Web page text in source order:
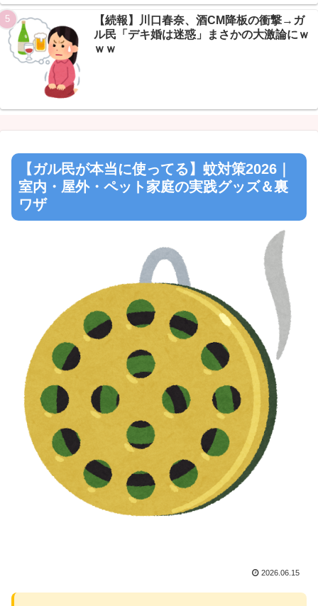
【続報】川口春奈、酒CM降板の衝撃→ガ
ル民「デキ婚は迷惑」まさかの大激論にｗ
ｗｗ
【ガル民が本当に使ってる】蚊対策2026｜
室内・屋外・ペット家庭の実践グッズ＆裏
ワザ
2026.06.15